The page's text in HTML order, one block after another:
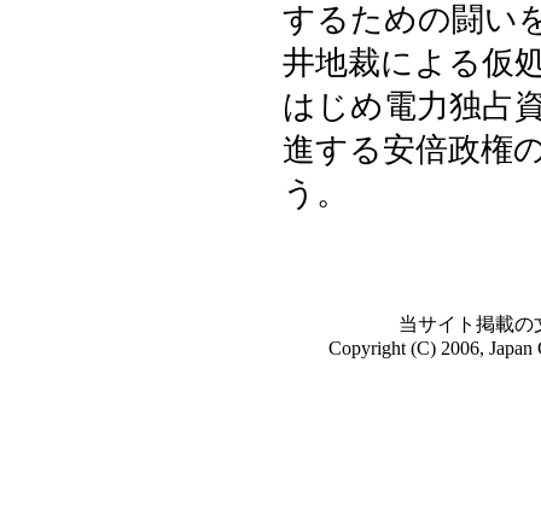
するための闘い
井地裁による仮
はじめ電力独占
進する安倍政権
う。
当サイト掲載の
Copyright (C) 2006, Japan